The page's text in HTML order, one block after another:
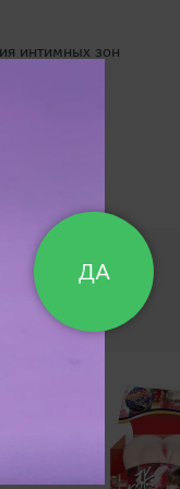
интимных зон
ДА